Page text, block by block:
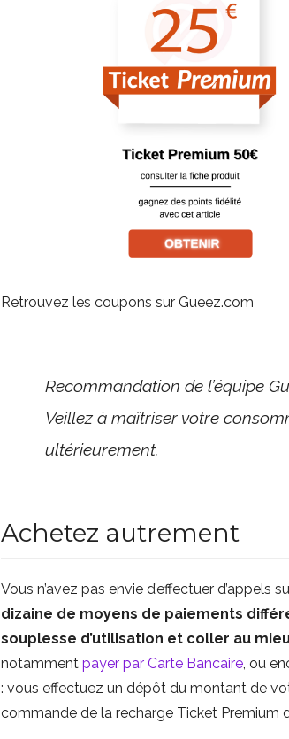
Retrouvez les coupons sur Gueez.com
Recommandation de l’équipe
Veillez à maîtriser votre
ultérieurement.
Achetez autrement
Vous n’avez pas envie d’effectuer d’appels
dizaine de moyens de paiements
souplesse d’utilisation et coller au
notamment payer par Carte Bancaire, ou
: vous effectuez un dépôt du montant de
commande de la recharge Ticket Premium